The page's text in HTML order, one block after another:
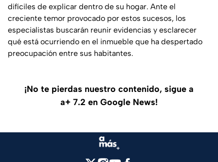
difíciles de explicar dentro de su hogar. Ante el
creciente temor provocado por estos sucesos, los
especialistas buscarán reunir evidencias y esclarecer
qué está ocurriendo en el inmueble que ha despertado
preocupación entre sus habitantes.
¡No te pierdas nuestro contenido, sigue a
a+ 7.2 en Google News!